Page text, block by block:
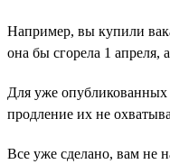
Например, вы купили
она бы сгорела 1
Для уже опубликованных
продление их не
Все уже сделано, вам не